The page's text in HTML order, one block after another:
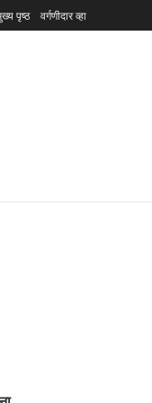
पृष्ठ वर्गणीदार व्हा